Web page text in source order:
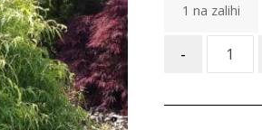
1 na zalihi
-